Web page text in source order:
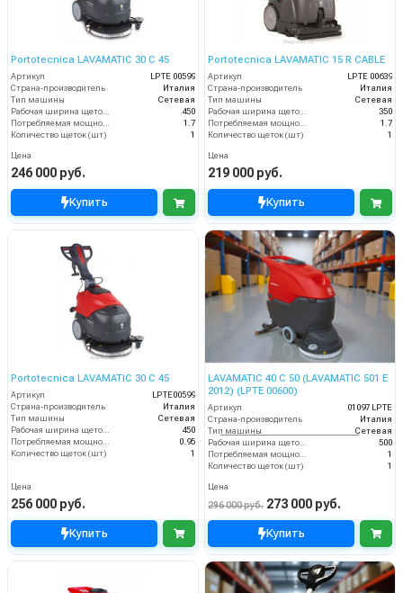
Portotecnica LAVAMATIC 30 C 45
Артикул
LPTЕ 00599
Страна-производитель
Италия
Тип машины
Сетевая
Рабочая ширина щеток (мм)
450
Потребляемая мощность (кВт)
1.7
Количество щеток (шт)
1
Цена
246 000 руб.
Купить
Portotecnica LAVAMATIC 15 R CABLE
Артикул
LPTE 00639
Страна-производитель
Италия
Тип машины
Сетевая
Рабочая ширина щеток (мм)
350
Потребляемая мощность (кВт)
1.7
Количество щеток (шт)
1
Цена
219 000 руб.
Купить
Portotecnica LAVAMATIC 30 С 45
Артикул
LPTE00599
Страна-производитель
Италия
Тип машины
Сетевая
450
0.95
Количество щеток (шт)
1
Цена
256 000 руб.
Купить
LAVAMATIC 40 C 50 (LAVAMATIC 501 E
2012) (LPTE 00600)
Артикул
01097 LPTE
Страна-производитель
Италия
Тип машины
Сетевая
500
1
Количество щеток (шт)
1
Цена
296 000 руб. 273 000 руб.
Купить